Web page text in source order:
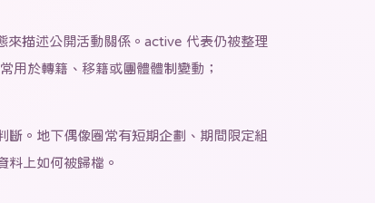
描述公開活動關係。active 代表仍被整理
用於轉籍、移籍或團體體制變動；
。地下偶像圈常有短期企劃、期間限定組
料上如何被歸檔。